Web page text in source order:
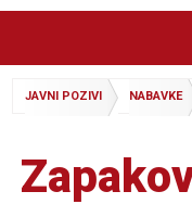
JAVNI POZIVI NABAVKE